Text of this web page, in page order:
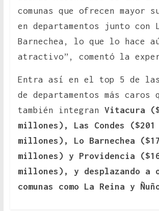
comunas que ofrecen mayor
en departamentos junto con
Barnechea, lo que lo hace
atractivo”, comentó la
Entra así en el top 5 de las
de departamentos más caros
también integran Vitacura
millones), Las Condes ($201
millones), Lo Barnechea
millones) y Providencia
millones), y desplazando a
comunas como La Reina y